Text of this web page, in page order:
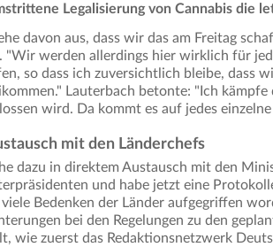
Legalisierung von Cannabis die
davon aus, dass wir das am Freitag
"Wir werden allerdings hier wirklich für
so dass ich zuversichtlich bleibe, dass
Lauterbach betonte: "Ich kämpfe
wird. Da kommt es auf jedes
mit den Länderchefs
dazu in direktem Austausch mit den
und habe jetzt eine
Bedenken der Länder aufgegriffen
bei den Regelungen zu den
wie zuerst das Redaktionsnetzwerk